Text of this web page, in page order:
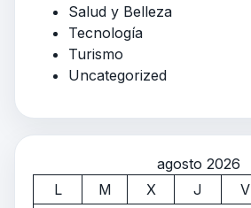
Salud y Belleza
Tecnología
Turismo
Uncategorized
agosto 2026
L
M X J V